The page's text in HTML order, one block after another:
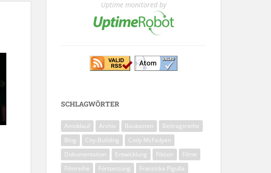
Uptime monitored by
SCHLAGWÖRTER
Amoklauf Archiv Baukasten
Beitragsreihe
Blog
City-Building
Cody McFadyen
Dokumentation
Entwicklung Fiktion
Filme
Filmreihe
Fortsetzung
Franziska Pigulla